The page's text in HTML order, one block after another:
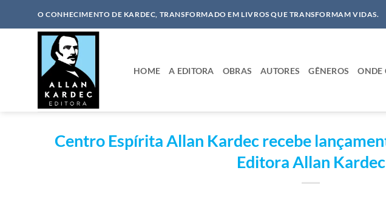
O CONHECIMENTO DE KARDEC, TRANSFORMADO EM LIVROS QUE TRANSFORMAM VIDAS.
HOME A EDITORA OBRAS AUTORES GÊNEROS ONDE
Centro Espírita Allan Kardec recebe
Editora Allan Kardec